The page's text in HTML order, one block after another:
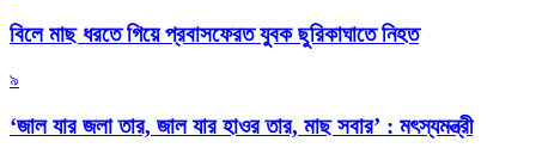
বিলে মাছ ধরতে গিয়ে প্রবাসফেরত যুবক ছুরিকাঘাতে নিহত
৯
‘জাল যার জলা তার, জাল যার হাওর তার, মাছ সবার’ : মৎস্যমন্ত্রী